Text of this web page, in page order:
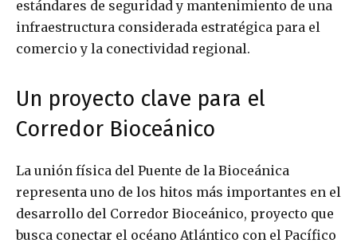
estándares de seguridad y mantenimiento de una
infraestructura considerada estratégica para el
comercio y la conectividad regional.
Un proyecto clave para el
Corredor Bioceánico
La unión física del Puente de la Bioceánica
representa uno de los hitos más importantes en el
desarrollo del Corredor Bioceánico, proyecto que
busca conectar el océano Atlántico con el Pacífico